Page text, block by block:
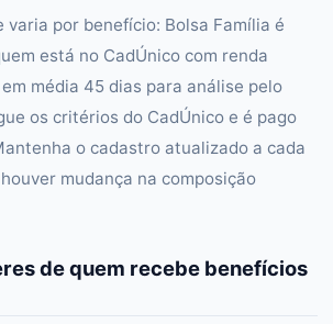
varia por benefício: Bolsa Família é
está no CadÚnico com renda
média 45 dias para análise pelo
os critérios do CadÚnico e é pago
o cadastro atualizado a cada
mudança na composição
de quem recebe benefícios